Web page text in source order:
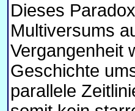
Dieses
Multiversums
Vergangenheit
Geschichte
parallele